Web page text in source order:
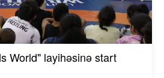
World" layihəsinə start